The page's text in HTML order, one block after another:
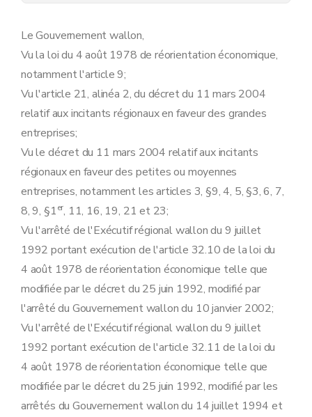
Art. 14
Art.15bis
Art.15ter
Art. 17
Art.17bis
Art. 18
Art. 19
Art. 20
Art. 21
Art. 22
Art. 23
Art. 24
Art. 24 bis
Art. 25
Art. 26
Art.26 bis
Section 3 La prime à la qualité
Art. 27
Art. 28
Art. 29
Art. 30
Art. 31
Art. 32
Art. 33
Section 4 La prime aux services de conseil
Le Gouvernement wallon,
Vu la loi du 4 août 1978 de réorientation économique,
notamment l'article 9;
Vu l'article 21, alinéa 2, du décret du 11 mars 2004
relatif aux incitants régionaux en faveur des grandes
entreprises;
Vu le décret du 11 mars 2004 relatif aux incitants
régionaux en faveur des petites ou moyennes
entreprises, notamment les articles 3, §9, 4, 5, §3, 6, 7,
8, 9, §1er, 11, 16, 19, 21 et 23;
Vu l'arrêté de l'Exécutif régional wallon du 9 juillet
1992 portant exécution de l'article 32.10 de la loi du
4 août 1978 de réorientation économique telle que
modifiée par le décret du 25 juin 1992, modifié par
l'arrêté du Gouvernement wallon du 10 janvier 2002;
Vu l'arrêté de l'Exécutif régional wallon du 9 juillet
1992 portant exécution de l'article 32.11 de la loi du
4 août 1978 de réorientation économique telle que
modifiée par le décret du 25 juin 1992, modifié par les
arrêtés du Gouvernement wallon du 14 juillet 1994 et